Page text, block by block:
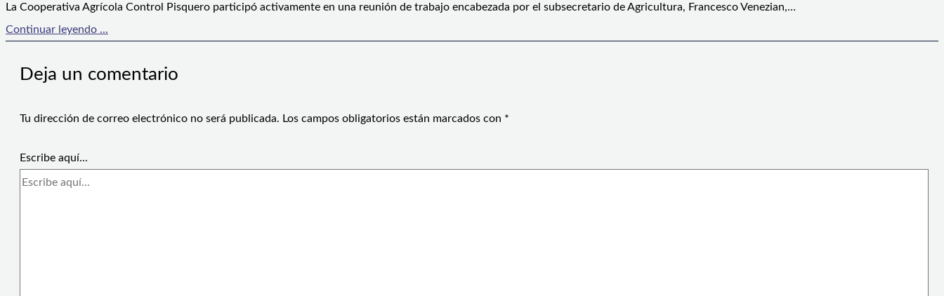
La Cooperativa Agrícola Control Pisquero participó activamente en una reunión de trabajo encabezada por el subsecretario de Agricultura, Francesco Venezian,…
Continuar leyendo ...
Deja un comentario
Tu dirección de correo electrónico no será publicada. Los campos obligatorios están marcados con *
Escribe aquí...